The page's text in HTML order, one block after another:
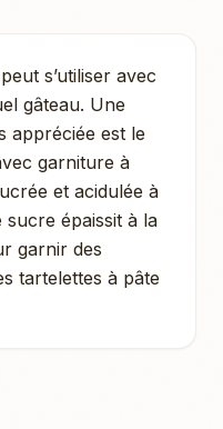
s’utiliser avec
gâteau. Une
appréciée est le
garniture à
et acidulée à
sucre épaissit à la
garnir des
tartelettes à pâte